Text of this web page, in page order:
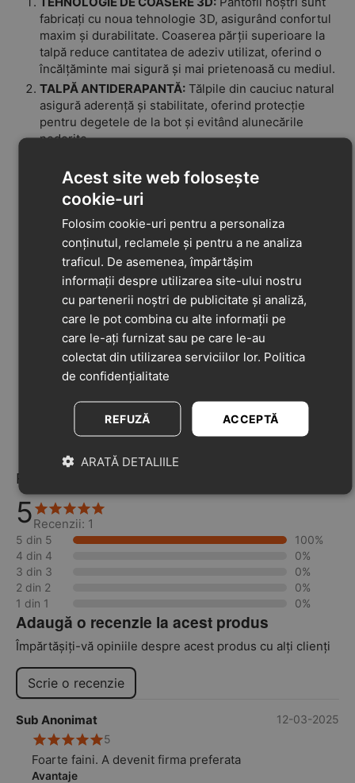
fabricați cu noua tehnologie 3D, asigurând confortul
maxim și durabilitate. Coaserea părții superioare la
talpă reduce cantitatea de adeziv utilizat, oferind o
încălțăminte mai sigură și mai prietenoasă cu mediul.
TALPĂ ANTIDERAPANTĂ: Tălpile din cauciuc natural
asigură aderență și stabilitate, oferind protecție
pentru degetele de la bot și evitând alunecările
nedorite.
pentru a permite mișcarea naturală a piciorului. Sunt
ușori și flexibili, astfel încât cei mici să se poată
bucura de libertatea deplină în timpul primilor pași.
BRANȚ CU FUNCȚIE DE AMORTIZARE A
VIBRAȚIILOR:Protejează picioarele sensibile ale
copiilor în timpul deplasării, alergării și țopăirii.
Branțurile noastre de confort sunt dotate cu pernuțe
pentru protecția metatarsienelor și un strat de
amortizare la călcâi.
BRANȚ DETAȘABIL
Pantofii noștri sunt fabricați din materii prime care
corespund unui nivel de calitate înalt. Facem eforturi
ca părțile încălțămintei care intră în contact cu pielea
copiilor să fie fabricate numai din materiale naturale.
Branțul din pantof este detașabil, schimbabil, fiind
ușor de curățat și de uscat.
Recenzii
5Recenzii: 1
5 din 5
100%
4 din 4
0%
3 din 3
0%
2 din 2
0%
1 din 1
0%
Adaugă o recenzie la acest produs
Împărtășiți-vă opiniile despre acest produs cu alți clienți
Scrie o recenzie
Sub Anonimat
12-03-2025
5
Foarte faini. A devenit firma preferata
Avantaje
Acest site web folosește
cookie-uri
Folosim cookie-uri pentru a personaliza
conținutul, reclamele și pentru a ne analiza
traficul. De asemenea, împărtășim
informații despre utilizarea site-ului nostru
cu partenerii noștri de publicitate și analiză,
care le pot combina cu alte informații pe
care le-ați furnizat sau pe care le-au
colectat din utilizarea serviciilor lor. Politica
de confidențialitate
ACCEPTĂ
REFUZĂ
ARATĂ DETALIILE